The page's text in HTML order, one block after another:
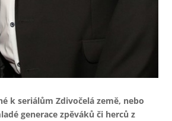
k seriálům Zdivočelá země, nebo
generace zpěváků či herců z